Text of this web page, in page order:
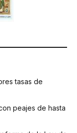
tasas de
peajes de hasta